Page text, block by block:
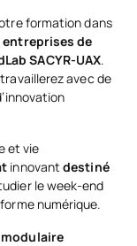
formation dans
entreprises de
SACYR-UAX.
avec de
et vie
innovantdestiné
le week-end
numérique.